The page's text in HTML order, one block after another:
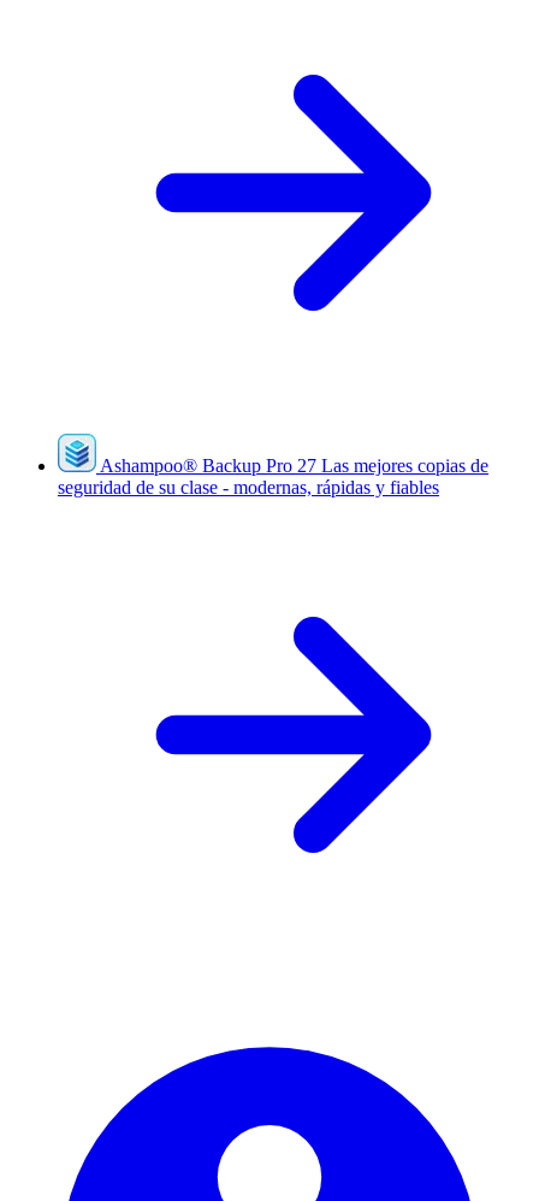
Ashampoo® Backup Pro 27 Las mejores copias de
seguridad de su clase - modernas, rápidas y fiables